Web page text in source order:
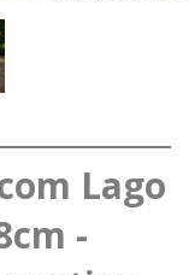
Lago
-